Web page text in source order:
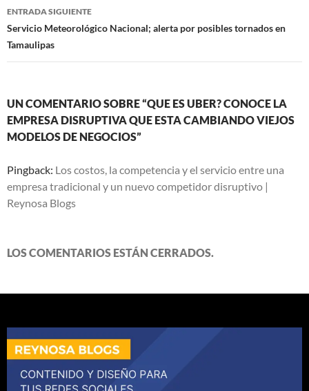
ENTRADA SIGUIENTE
Servicio Meteorológico Nacional; alerta por posibles tornados en
Tamaulipas
UN COMENTARIO SOBRE “QUE ES UBER? CONOCE LA
EMPRESA DISRUPTIVA QUE ESTA CAMBIANDO VIEJOS
MODELOS DE NEGOCIOS”
Pingback: Los costos, la competencia y el servicio entre una
empresa tradicional y un nuevo competidor disruptivo |
Reynosa Blogs
LOS COMENTARIOS ESTÁN CERRADOS.